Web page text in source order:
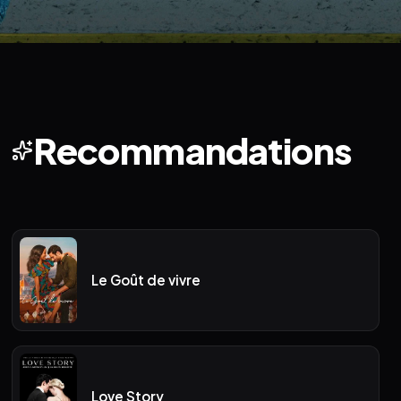
Recommandations
Le Goût de vivre
Love Story